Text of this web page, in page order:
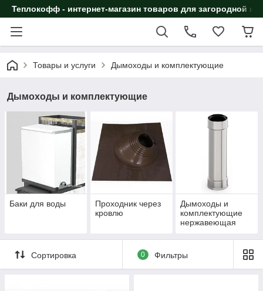
Теплокофф - интернет-магазин товаров для загородной
Товары и услуги Дымоходы и комплектующие
Дымоходы и комплектующие
Баки для воды
Проходник через
кровлю
Дымоходы и
комплектующие
нержавеющая
Сортировка 0 Фильтры